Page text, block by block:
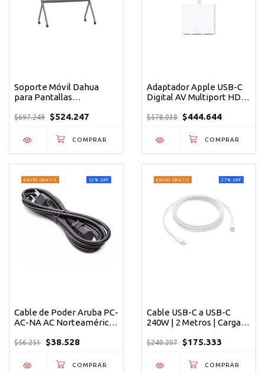
Soporte Móvil Dahua
para Pantallas
de Piso
$697.249 $524.247
Adaptador Apple USB-C
Digital AV Multiport HDMI
$578.038 $444.644
32 % OFF
ENVÍO GRATIS
Cable de Poder Aruba PC-
AC-NA AC Norteamérica
$56.251 $38.528
27% OFF
ENVÍO GRATIS
Cable USB-C a USB-C
240W | 2 Metros | Carga
$240.207 $175.333